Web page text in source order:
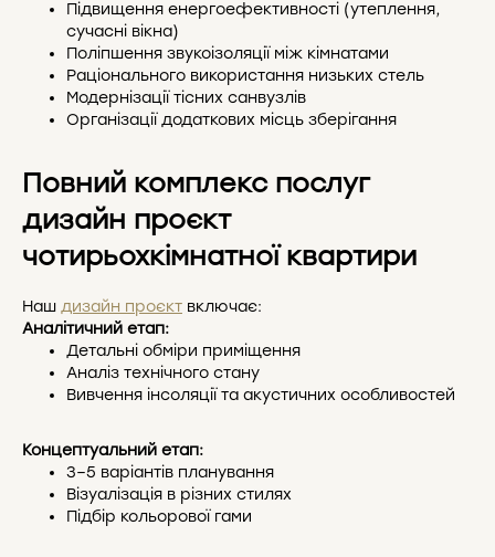
Підвищення енергоефективності (утеплення,
сучасні вікна)
Поліпшення звукоізоляції між кімнатами
Раціонального використання низьких стель
Модернізації тісних санвузлів
Організації додаткових місць зберігання
Повний комплекс послуг
дизайн проєкт
чотирьохкімнатної квартири
Наш дизайн проєкт включає:
Аналітичний етап:
Детальні обміри приміщення
Аналіз технічного стану
Вивчення інсоляції та акустичних особливостей
Концептуальний етап:
3–5 варіантів планування
Візуалізація в різних стилях
Підбір кольорової гами